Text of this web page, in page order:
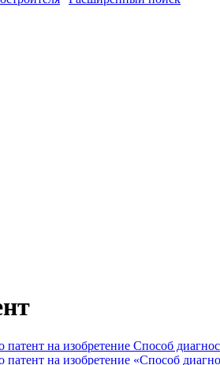
на изобретение «Способ